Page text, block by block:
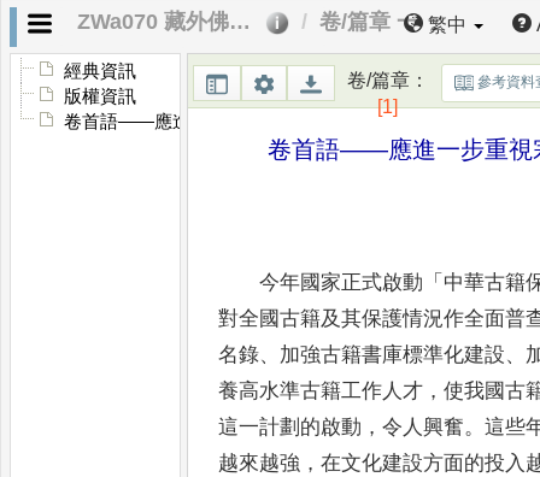
ZWa070 藏外佛教文獻第十二輯．卷首語 卷/篇章 一 繁中
經典資訊
版權資訊
卷首語——應進一步重視宗教古籍保護
卷/篇章：
[1]
參考資料
卷首語——應進一步重
今年國家正式啟動 「 中華古籍
對全國古籍及其保護情況作全面普
名錄、 加強古籍書庫標準化建設、
養高水準古籍工作人才 ，使我國古
這一計劃的啟動 ，令 人興奮。這些
越來越強 ，在文化建設方面的投入